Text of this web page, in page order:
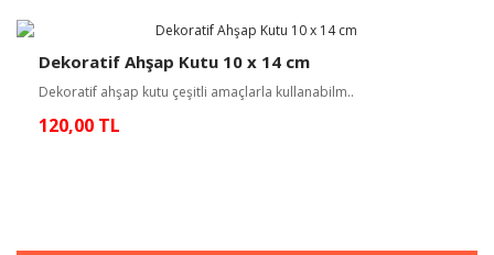
Dekoratif Ahşap Kutu 10 x 14 cm
Dekoratif ahşap kutu çeşitli amaçlarla kullanabilm..
120,00 TL